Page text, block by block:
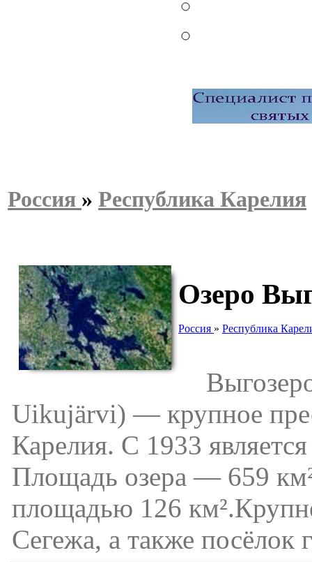
Россия » Республика Карелия
Озеро
Россия » Республика
Uikujärvi) — крупное
Карелия. С 1933
Площадь озера — 659
площадью 126
Сегежа, а также посёлок